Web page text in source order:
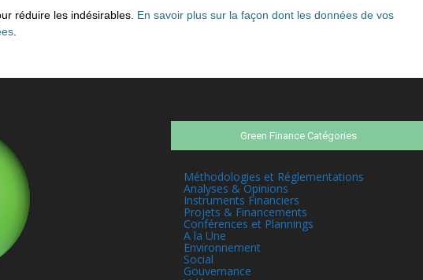
réduire les indésirables. En savoir plus sur la façon dont les données de vos
Green Finance Catégories
Méthodologies et Réglementations
Analyses & Opinions
Instruments Financiers
Projets & Financements
Conférences et Plannings
A la Une
Environnement
Social
Gouvernance